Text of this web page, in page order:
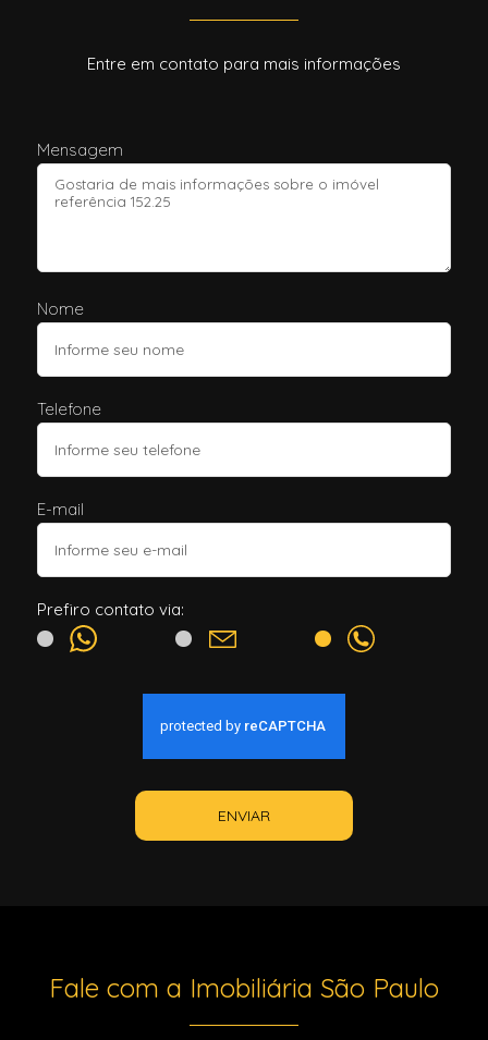
Entre em contato para mais informações
Mensagem
Nome
Telefone
E-mail
Prefiro contato via:
ENVIAR
Fale com a Imobiliária São Paulo